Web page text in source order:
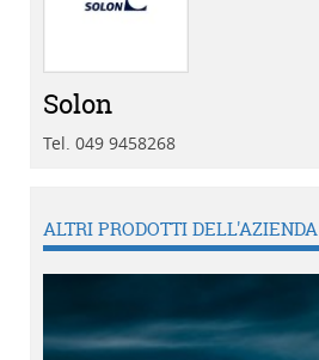
Solon
Tel. 049 9458268
ALTRI PRODOTTI DELL'AZIENDA